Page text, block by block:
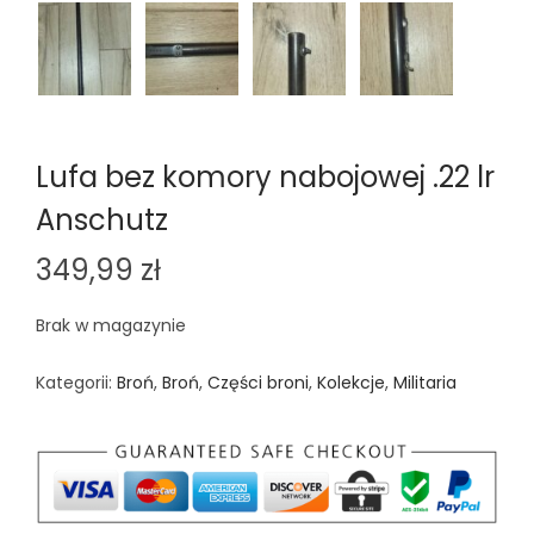
Lufa bez komory nabojowej .22 lr
Anschutz
349,99 zł
Brak w magazynie
Kategorii: Broń, Broń, Części broni, Kolekcje, Militaria